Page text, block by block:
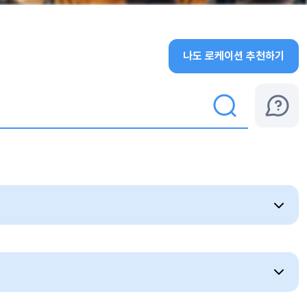
나도 로케이션 추천하기